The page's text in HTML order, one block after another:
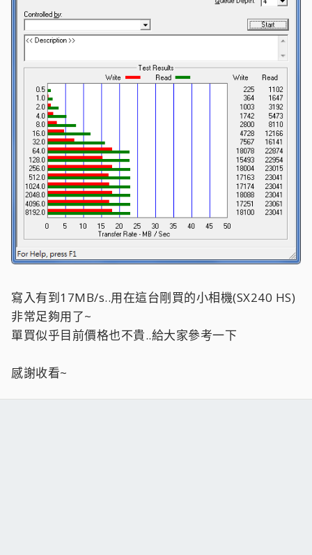
寫入有到17MB/s..用在這台剛買的小相機(SX240 HS)
非常足夠用了~
單買似乎目前價格也不貴..給大家參考一下
感謝收看~